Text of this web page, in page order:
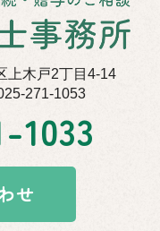
木戸2丁目4-14
271-1053
1033
せ